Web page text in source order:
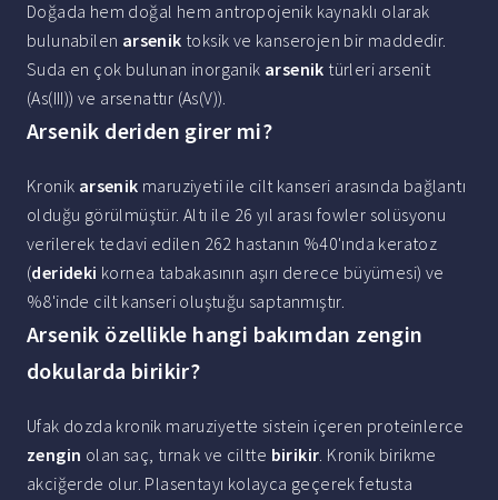
Doğada hem doğal hem antropojenik kaynaklı olarak
bulunabilen arsenik toksik ve kanserojen bir maddedir.
Suda en çok bulunan inorganik arsenik türleri arsenit
(As(III)) ve arsenattır (As(V)).
Arsenik deriden girer mi?
Kronik arsenik maruziyeti ile cilt kanseri arasında bağlantı
olduğu görülmüştür. Altı ile 26 yıl arası fowler solüsyonu
verilerek tedavi edilen 262 hastanın %40'ında keratoz
(derideki kornea tabakasının aşırı derece büyümesi) ve
%8'inde cilt kanseri oluştuğu saptanmıştır.
Arsenik özellikle hangi bakımdan zengin
dokularda birikir?
Ufak dozda kronik maruziyette sistein içeren proteinlerce
zengin olan saç, tırnak ve ciltte birikir. Kronik birikme
akciğerde olur. Plasentayı kolayca geçerek fetusta